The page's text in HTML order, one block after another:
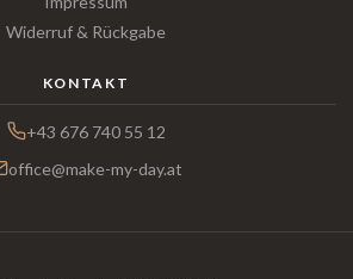
Widerruf & Rückgabe
KONTAKT
+43 676 740 55 12
office@make-my-day.at